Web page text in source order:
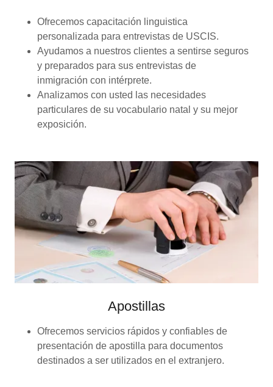
Ofrecemos capacitación linguistica
personalizada para entrevistas de USCIS.
Ayudamos a nuestros clientes a sentirse seguros
y preparados para sus entrevistas de
inmigración con intérprete.
Analizamos con usted las necesidades
particulares de su vocabulario natal y su mejor
exposición.
Apostillas
Ofrecemos servicios rápidos y confiables de
presentación de apostilla para documentos
destinados a ser utilizados en el extranjero.